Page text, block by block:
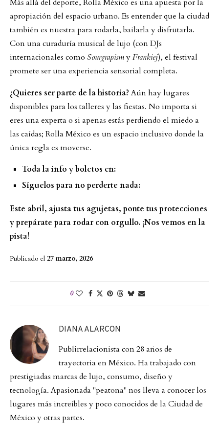
Más allá del deporte, Rolla México es una apuesta por la
apropiación del espacio urbano. Es entender que la ciudad
también es nuestra para rodarla, bailarla y disfrutarla.
Con una curaduría musical de lujo (con DJs
internacionales como SourgrapismyFrankiej), el festival
promete ser una experiencia sensorial completa.
¿Quieres ser parte de la historia?Aún hay lugares
disponibles para los talleres y las fiestas. No importa si
eres una experta o si apenas estás perdiendo el miedo a
las caídas; Rolla México es un espacio inclusivo donde la
única regla es moverse.
Toda la info y boletos en:
Síguelos para no perderte nada:
Este abril, ajusta tus agujetas, ponte tus protecciones
y prepárate para rodar con orgullo. ¡Nos vemos en la
pista!
Publicado el 27 marzo, 2026
0
DIANA ALARCON
Publirrelacionista con 28 años de
trayectoria en México. Ha trabajado con
prestigiadas marcas de lujo, consumo, diseño y
tecnología. Apasionada "peatona" nos lleva a conocer los
lugares más increíbles y poco conocidos de la Ciudad de
México y otras partes.